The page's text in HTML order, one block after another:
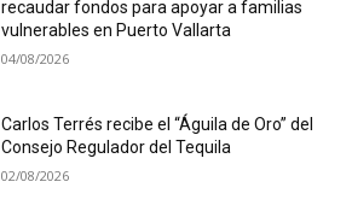
recaudar fondos para apoyar a familias
vulnerables en Puerto Vallarta
04/08/2026
Carlos Terrés recibe el “Águila de Oro” del
Consejo Regulador del Tequila
02/08/2026